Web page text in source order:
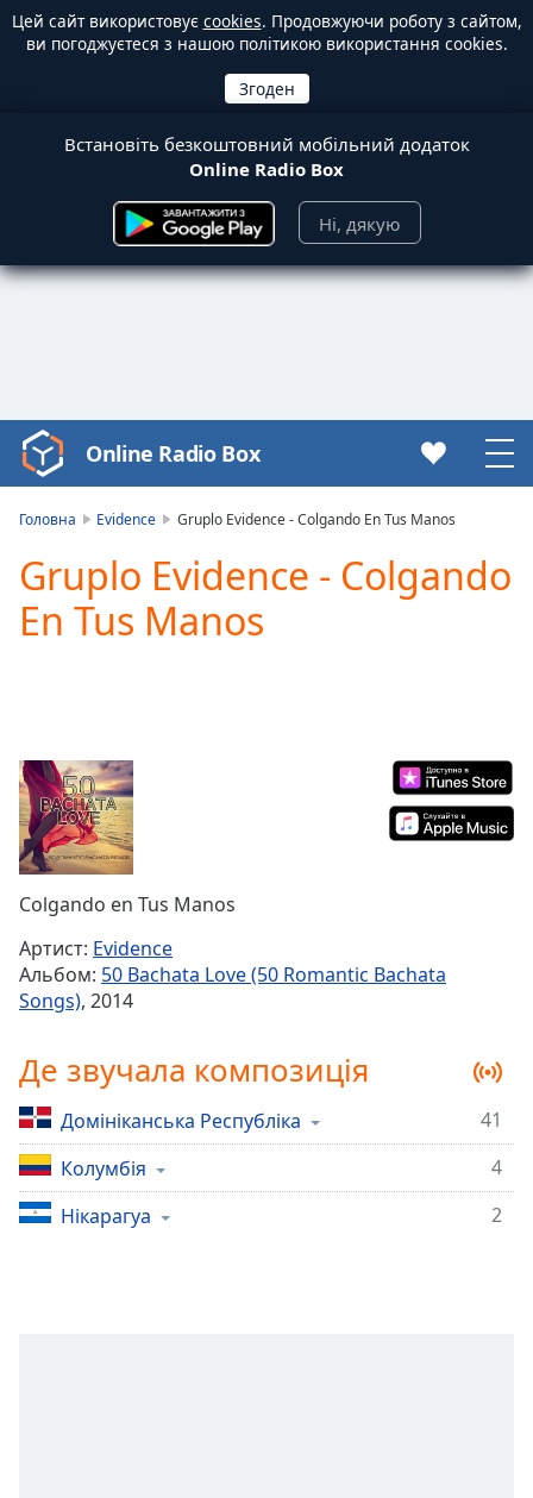
Цей сайт використовує cookies. Продовжуючи роботу з сайтом,
ви погоджуєтеся з нашою політикою використання cookies.
Встановіть безкоштовний мобільний додаток
Online Radio Box
Ні, дякую
Video
Player
Play
Video
Play
Current
Time0:00
Duration-:-
Loaded:
Stream
TypeLIVE
Seek to
live,
currently
Remaining
Time
1x
Playback
Rate
Online Radio Box
Головна Evidence Gruplo Evidence - Colgando En Tus Manos
Gruplo Evidence - Colgando
En Tus Manos
Colgando en Tus Manos
Артист: Evidence
Альбом: 50 Bachata Love (50 Romantic Bachata
Songs), 2014
Де звучала композиція
Домініканська Республіка
41
Колумбія
4
Нікарагуа
2